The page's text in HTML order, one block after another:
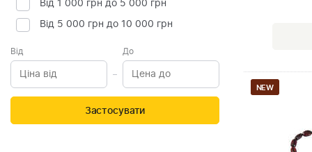
Від 1 000 грн до 5 000 грн
Від 5 000 грн до 10 000 грн
Від До
Застосувати
NEW